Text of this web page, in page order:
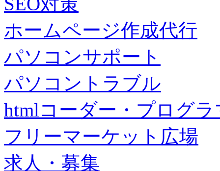
ホームページ作成代行
パソコンサポート
パソコントラブル
htmlコーダー・プログラ
フリーマーケット広場
求人・募集